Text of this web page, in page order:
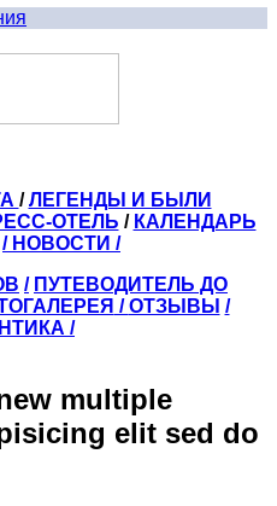
/ЛЕГЕНДЫ И БЫЛИ
ОТЕЛЬ / КАЛЕНДАРЬ
/ НОВОСТИ /
/ ПУТЕВОДИТЕЛЬ ДО
/ОТЗЫВЫ /
/
multiple
elit sed do